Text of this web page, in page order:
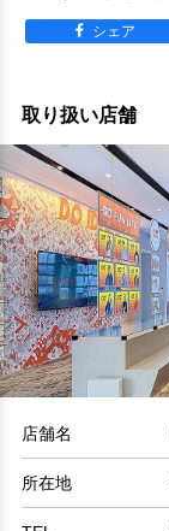
シェア
取り扱い店舗
店舗名
所在地